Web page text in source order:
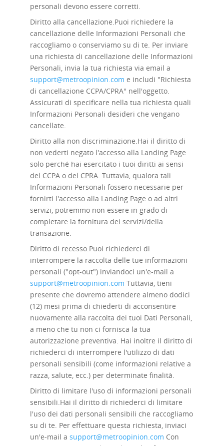
personali devono essere corretti.
Diritto alla cancellazione.Puoi richiedere la
cancellazione delle Informazioni Personali che
raccogliamo o conserviamo su di te. Per inviare
una richiesta di cancellazione delle Informazioni
Personali, invia la tua richiesta via email a
support@metroopinion.com e includi "Richiesta
di cancellazione CCPA/CPRA" nell'oggetto.
Assicurati di specificare nella tua richiesta quali
Informazioni Personali desideri che vengano
cancellate.
Diritto alla non discriminazione.Hai il diritto di
non vederti negato l'accesso alla Landing Page
solo perché hai esercitato i tuoi diritti ai sensi
del CCPA o del CPRA. Tuttavia, qualora tali
Informazioni Personali fossero necessarie per
fornirti l'accesso alla Landing Page o ad altri
servizi, potremmo non essere in grado di
completare la fornitura dei servizi/della
transazione.
Diritto di recesso.Puoi richiederci di
interrompere la raccolta delle tue informazioni
personali ("opt-out") inviandoci un'e-mail a
support@metroopinion.com Tuttavia, tieni
presente che dovremo attendere almeno dodici
(12) mesi prima di chiederti di acconsentire
nuovamente alla raccolta dei tuoi Dati Personali,
a meno che tu non ci fornisca la tua
autorizzazione preventiva. Hai inoltre il diritto di
richiederci di interrompere l'utilizzo di dati
personali sensibili (come informazioni relative a
razza, salute, ecc.) per determinate finalità.
Diritto di limitare l'uso di informazioni personali
sensibili.Hai il diritto di richiederci di limitare
l'uso dei dati personali sensibili che raccogliamo
su di te. Per effettuare questa richiesta, inviaci
un'e-mail a support@metroopinion.com Con